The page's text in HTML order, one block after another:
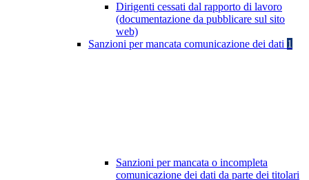
Dirigenti cessati dal rapporto di lavoro
(documentazione da pubblicare sul sito
web)
Sanzioni per mancata comunicazione dei dati 1
Sanzioni per mancata o incompleta
comunicazione dei dati da parte dei titolari